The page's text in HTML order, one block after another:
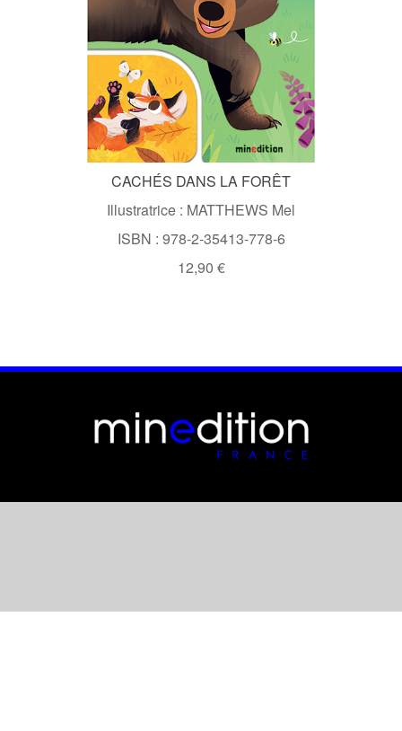
CACHÉS DANS LA FORÊT
Illustratrice : MATTHEWS Mel
ISBN : 978-2-35413-778-6
12,90 €